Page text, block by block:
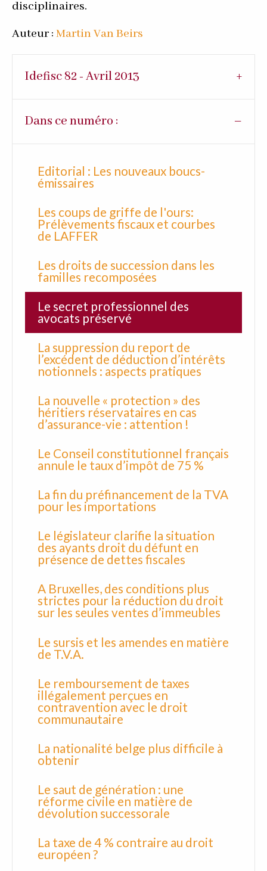
disciplinaires.
Auteur : Martin Van Beirs
Idefisc 82 - Avril 2013
Dans ce numéro :
Editorial : Les nouveaux boucs-
émissaires
Les coups de griffe de l'ours:
Prélèvements fiscaux et courbes
de LAFFER
Les droits de succession dans les
familles recomposées
Le secret professionnel des
avocats préservé
La suppression du report de
l’excédent de déduction d’intérêts
notionnels : aspects pratiques
La nouvelle « protection » des
héritiers réservataires en cas
d’assurance-vie : attention !
Le Conseil constitutionnel français
annule le taux d’impôt de 75 %
La fin du préfinancement de la TVA
pour les importations
Le législateur clarifie la situation
des ayants droit du défunt en
présence de dettes fiscales
A Bruxelles, des conditions plus
strictes pour la réduction du droit
sur les seules ventes d’immeubles
Le sursis et les amendes en matière
de T.V.A.
Le remboursement de taxes
illégalement perçues en
contravention avec le droit
communautaire
La nationalité belge plus difficile à
obtenir
Le saut de génération : une
réforme civile en matière de
dévolution successorale
La taxe de 4 % contraire au droit
européen ?